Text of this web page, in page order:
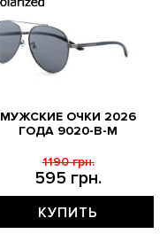
МУЖСКИЕ ОЧКИ 2026
ГОДА 9020-B-M
595 грн.
1190 грн.
КУПИТЬ